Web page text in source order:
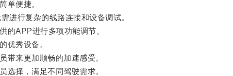
单便捷。
行复杂的线路连接和设备调试。
APP进行多项功能调节。
秀设备。
来更加顺畅的加速感受。
择，满足不同驾驶需求。